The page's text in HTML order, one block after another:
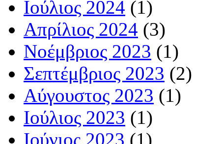
Ιούλιος 2024 (1)
Απρίλιος 2024 (3)
Νοέμβριος 2023 (1)
Σεπτέμβριος 2023 (2)
Αύγουστος 2023 (1)
Ιούλιος 2023 (1)
Ιούνιος 2023 (1)